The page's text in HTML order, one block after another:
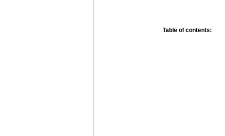
Table of contents: